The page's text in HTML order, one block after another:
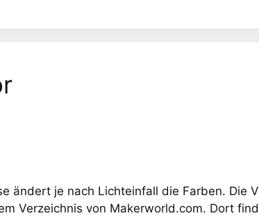
ändert je nach Lichteinfall die Farben. Die
Verzeichnis von Makerworld.com. Dort